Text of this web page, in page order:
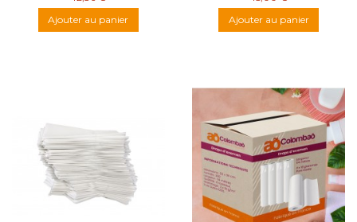
Ajouter au panier
Ajouter au panier